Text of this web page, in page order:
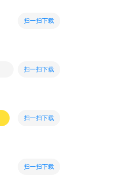
扫一扫下载
扫一扫下载
扫一扫下载
扫一扫下载